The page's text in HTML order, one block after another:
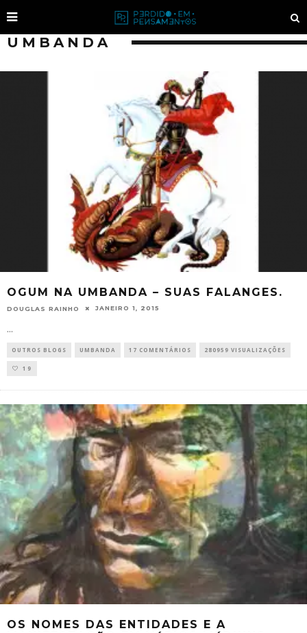
UMBANDA
OGUM NA UMBANDA – SUAS FALANGES.
DOUGLAS RAINHO JANEIRO 1, 2015
...
OUTROS BLOGS UMBANDA 17 COMENTÁRIOS 280959 VISUALIZAÇÕES
19
OS NOMES DAS ENTIDADES E A